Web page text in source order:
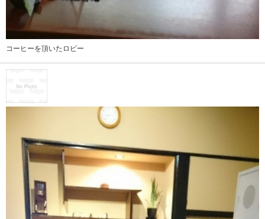
コーヒーを頂いたロビー